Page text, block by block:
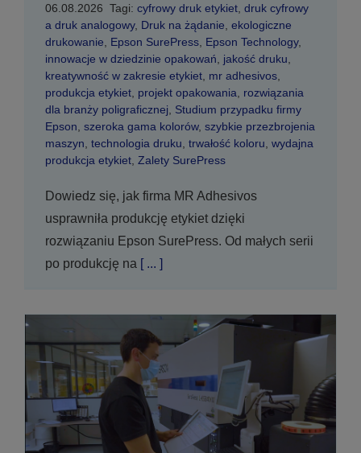
06.08.2026 Tagi: cyfrowy druk etykiet, druk cyfrowy
a druk analogowy, Druk na żądanie ekologiczne
drukowanie
Epson SurePress, Epson Technology,
innowacje w dziedzinie opakowań
jakość druku
kreatywność w zakresie etykiet, mr adhesivos,
produkcja etykiet, projekt opakowania
rozwiązania
dla branży poligraficznej
Studium przypadku firmy
Epson szeroka gama kolorów, szybkie przezbrojenia
maszyn technologia druku trwałość koloru wydajna
produkcja etykiet, Zalety SurePress
Dowiedz się, jak firma MR Adhesivos
usprawniła produkcję etykiet dzięki
rozwiązaniu Epson SurePress. Od małych serii
po produkcję na [ ... ]